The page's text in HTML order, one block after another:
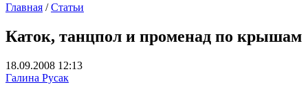
Главная / Статьи
Каток, танцпол и променад по крышам
18.09.2008 12:13
Галина Русак